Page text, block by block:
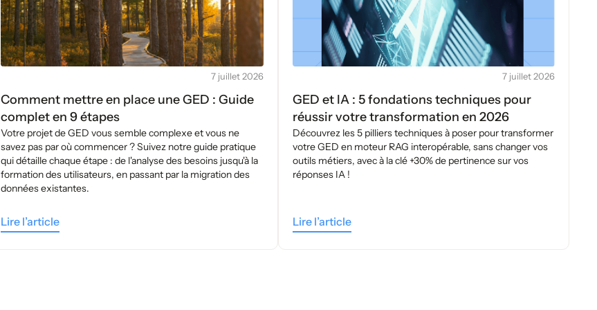
7 juillet 2026
Comment mettre en place une GED : Guide
complet en 9 étapes
Votre projet de GED vous semble complexe et vous ne
savez pas par où commencer ? Suivez notre guide pratique
qui détaille chaque étape : de l'analyse des besoins jusqu'à la
formation des utilisateurs, en passant par la migration des
données existantes.
Lire l’article
7 juillet 2026
GED et IA : 5 fondations techniques pour
réussir votre transformation en 2026
Découvrez les 5 pilliers techniques à poser pour transformer
votre GED en moteur RAG interopérable, sans changer vos
outils métiers, avec à la clé +30% de pertinence sur vos
réponses IA !
Lire l’article